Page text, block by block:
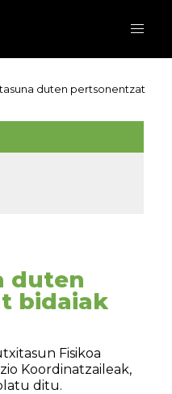
duten pertsonentzat
duten
bidaiak
Fisikoa
Koordinatzaileak,
ditu.